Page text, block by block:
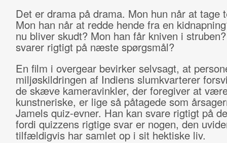
Det er drama på drama. Mon hun når at tage
Mon han når at redde hende fra en
nu bliver skudt? Mon han får kniven i
svarer rigtigt på næste spørgsmål?
En film i overgear bevirker selvsagt, at
miljøskildringen af Indiens slumkvarterer
de skæve kameravinkler, der foregiver at
kunstneriske, er lige så påtagede som
Jamels quiz-evner. Han kan svare rigtigt på
fordi quizzens rigtige svar er nogen, den
tilfældigvis har samlet op i sit hektiske liv.